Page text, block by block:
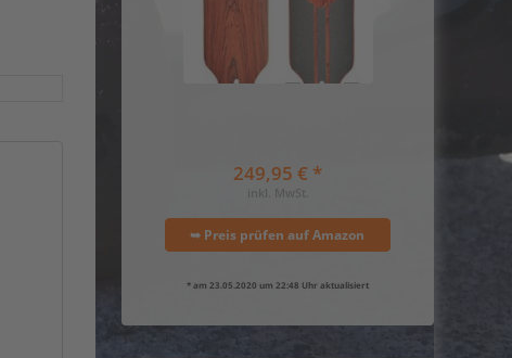
249,95 € *
inkl. MwSt.
➥ Preis prüfen auf Amazon
* am 23.05.2020 um 22:48 Uhr aktualisiert